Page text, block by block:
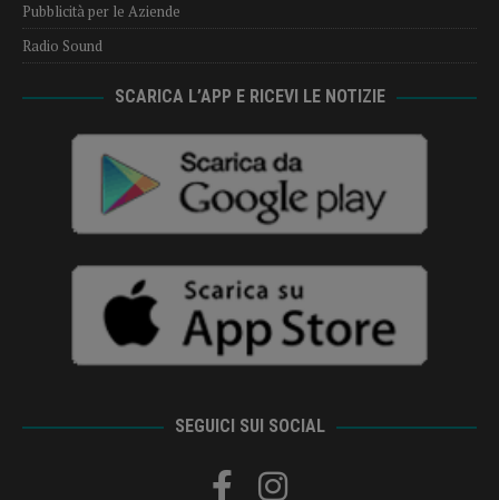
Pubblicità per le Aziende
Radio Sound
SCARICA L’APP E RICEVI LE NOTIZIE
SEGUICI SUI SOCIAL